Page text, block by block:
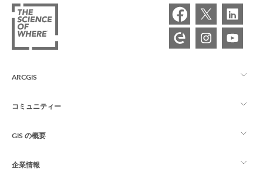
ARCGIS
ArcGIS の概要
マッピング
コミュニティー
Esri Community
ArcGIS ブログ
GIS の概要
GIS とは
企業情報